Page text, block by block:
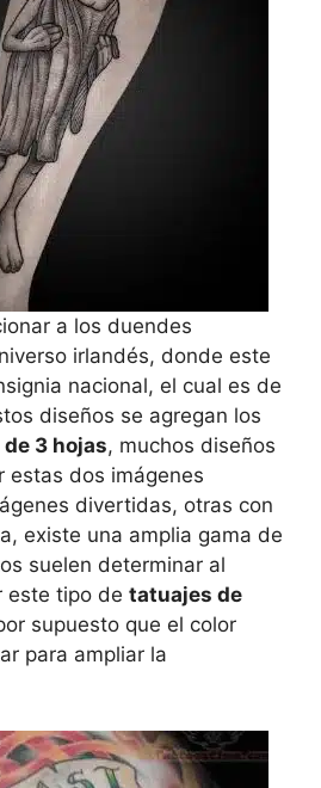
a los duendes
irlandés, donde este
nacional, el cual es de
diseños se agregan los
3 hojas, muchos diseños
estas dos imágenes
divertidas, otras con
existe una amplia gama de
suelen determinar al
este tipo de tatuajes de
supuesto que el color
para ampliar la